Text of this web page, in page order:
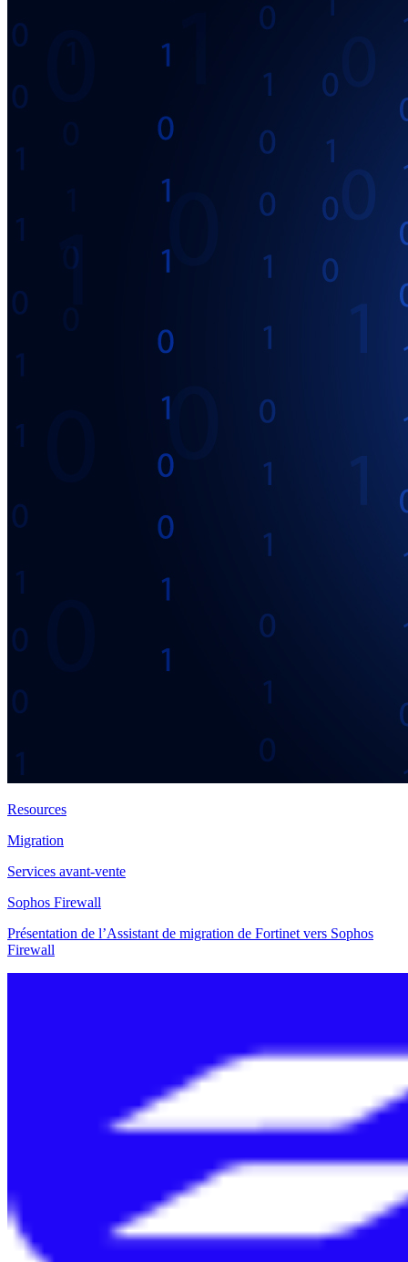
Resources
Migration
Services avant-vente
Sophos Firewall
Présentation de l’Assistant de migration de Fortinet vers Sophos
Firewall